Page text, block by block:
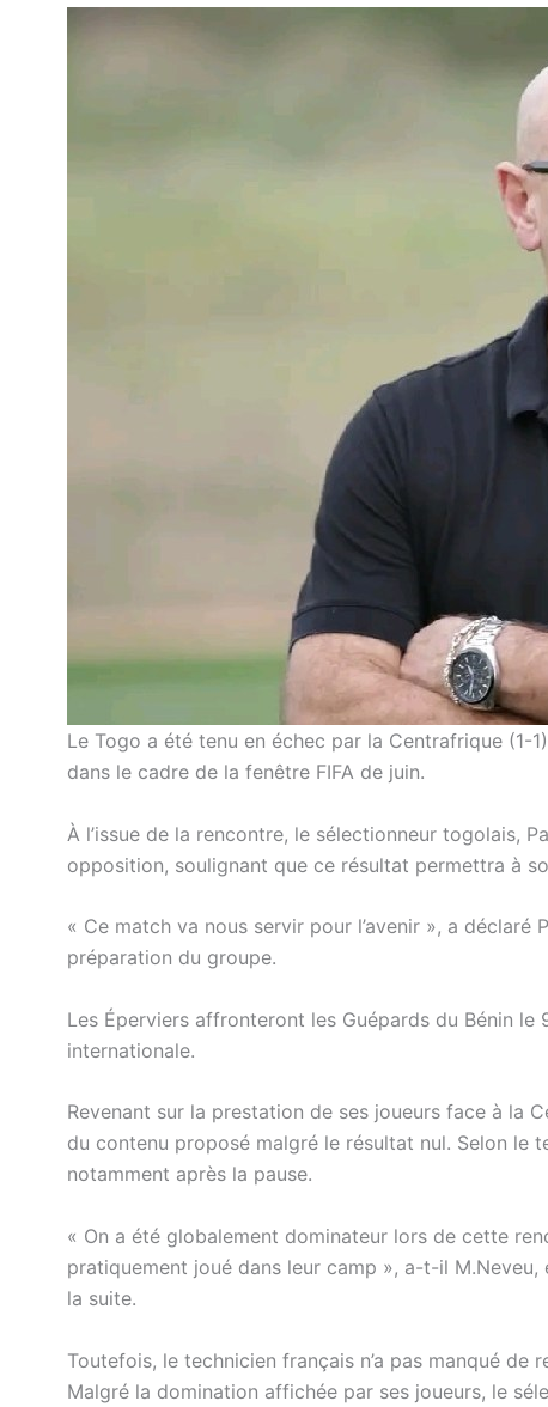
Le Togo a été tenu en échec par la Centrafrique (1-
dans le cadre de la fenêtre FIFA de juin.
À l’issue de la rencontre, le sélectionneur togolais,
opposition, soulignant que ce résultat permettra à
« Ce match va nous servir pour l’avenir », a
préparation du groupe.
Les Éperviers affronteront les Guépards du Bénin
internationale.
Revenant sur la prestation de ses joueurs face à la
du contenu proposé malgré le résultat nul. Selon le
notamment après la pause.
« On a été globalement dominateur lors de cette
pratiquement joué dans leur camp », a-t-il
la suite.
Toutefois, le technicien français n’a pas manqué
Malgré la domination affichée par ses joueurs, le